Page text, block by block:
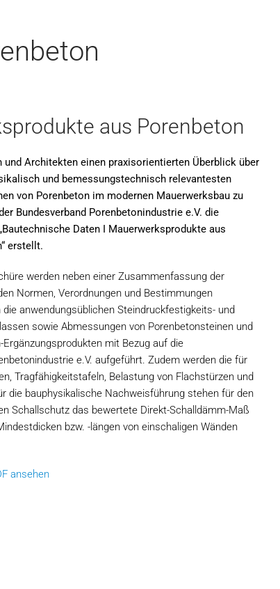
aus Porenbeton
und Architekten einen praxisorientierten Überblick über
und bemessungstechnisch relevantesten
von Porenbeton im modernen Mauerwerksbau zu
Bundesverband Porenbetonindustrie e.V. die
Daten I Mauerwerksprodukte aus
erstellt.
werden neben einer Zusammenfassung der
Normen, Verordnungen und Bestimmungen
anwendungsüblichen Steindruckfestigkeits- und
sowie Abmessungen von Porenbetonsteinen und
Ergänzungsprodukten mit Bezug auf die
e.V. aufgeführt. Zudem werden die für
Tragfähigkeitstafeln, Belastung von Flachstürzen und
die bauphysikalische Nachweisführung stehen für den
Schallschutz das bewertete Direkt-Schalldämm-Maß
bzw. -längen von einschaligen Wänden
ansehen